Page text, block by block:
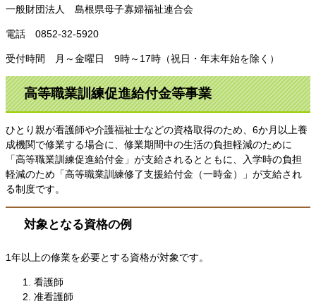
一般財団法人 島根県母子寡婦福祉連合会
電話 0852-32-5920
受付時間 月～金曜日 9時～17時（祝日・年末年始を除く）
高等職業訓練促進給付金等事業
ひとり親が看護師や介護福祉士などの資格取得のため、6か月以上養
成機関で修業する場合に、修業期間中の生活の負担軽減のために
「高等職業訓練促進給付金」が支給されるとともに、入学時の負担
軽減のため「高等職業訓練修了支援給付金（一時金）」が支給され
る制度です。
対象となる資格の例
1年以上の修業を必要とする資格が対象です。
看護師
准看護師